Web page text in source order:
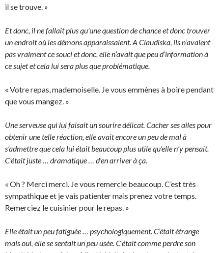
il se trouve. »
Et donc, il ne fallait plus qu’une question de chance et donc trouver
un endroit où les démons apparaissaient. A Claudiska, ils n’avaient
pas vraiment ce souci et donc, elle n’avait que peu d’information à
ce sujet et cela lui sera plus que problématique.
« Votre repas, mademoiselle. Je vous emmènes à boire pendant
que vous mangez. »
Une serveuse qui lui faisait un sourire délicat. Cacher ses ailes pour
obtenir une telle réaction, elle avait encore un peu de mal à
s’admettre que cela lui était beaucoup plus utile qu’elle n’y pensait.
C’était juste … dramatique … d’en arriver à ça.
« Oh ? Merci merci. Je vous remercie beaucoup. C’est très
sympathique et je vais patienter mais prenez votre temps.
Remerciez le cuisinier pour le repas. »
Elle était un peu fatiguée … psychologiquement. C’était étrange
mais oui, elle se sentait un peu usée. C’était comme perdre son